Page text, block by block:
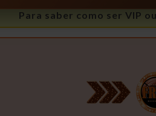
Para saber como ser VIP